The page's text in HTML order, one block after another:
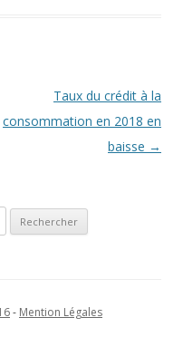
Taux du crédit à la
consommation en 2018 en
baisse →
- Mention Légales